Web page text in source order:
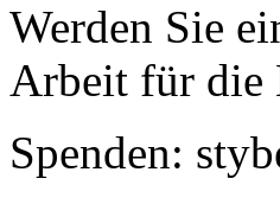
Werden Sie
Arbeit für die
Spenden: